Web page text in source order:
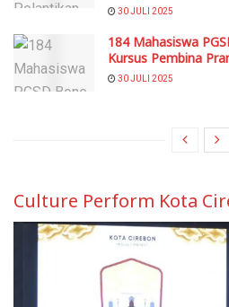
30 JULI 2025
184 Mahasiswa
Kursus Pembina
30 JULI 2025
Culture Perform Kota